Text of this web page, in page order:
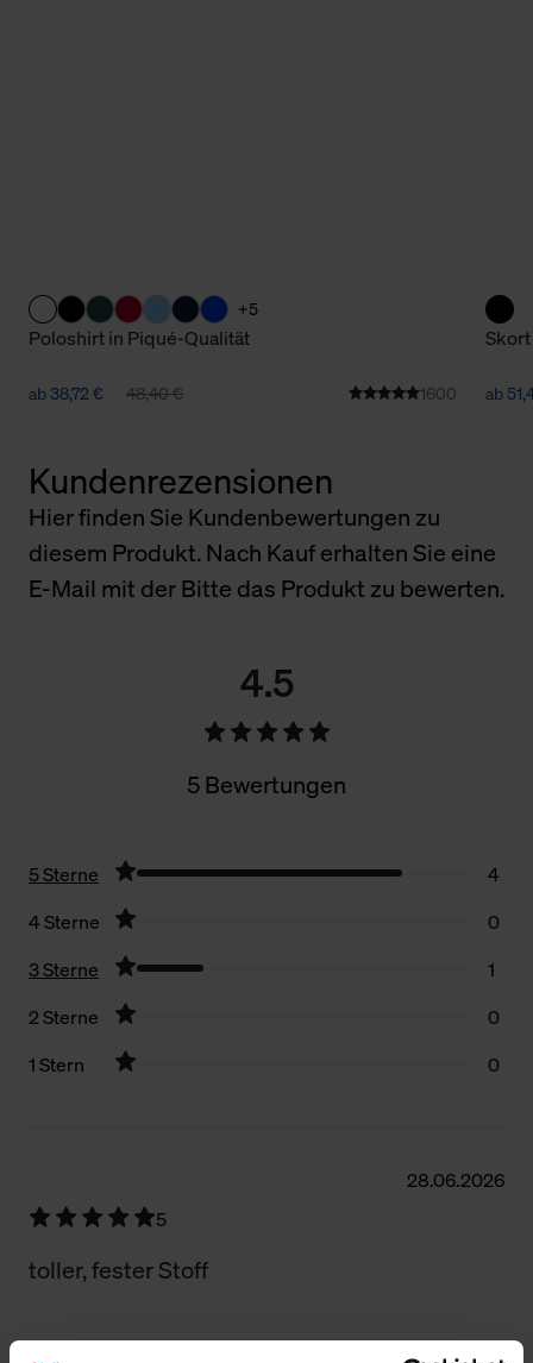
+5
Poloshirt in Piqué-Qualität
ab 38,72 € 48,40 € 1600 ab
Kundenrezensionen
Hier finden Sie Kundenbewertungen zu
diesem Produkt. Nach Kauf erhalten Sie eine
E-Mail mit der Bitte das Produkt zu bewerten.
4.5
5 Bewertungen
5 Sterne
4
4 Sterne
0
3 Sterne
1
2 Sterne
0
1 Stern
0
28.06.2026
5
toller, fester Stoff